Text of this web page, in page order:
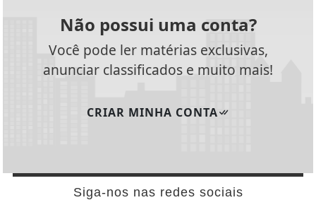
Não possui uma conta?
Você pode ler matérias exclusivas,
anunciar classificados e muito mais!
CRIAR MINHA CONTA
Siga-nos nas redes sociais